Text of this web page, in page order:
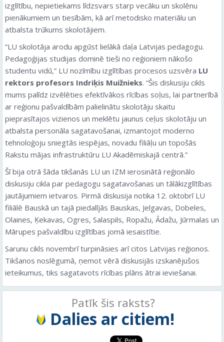
izglītību, nepietiekams līdzsvars starp vecāku un skolēnu
pienākumiem un tiesībām, kā arī metodisko materiālu un
atbalsta trūkums skolotājiem.
“LU skolotāja arodu apgūst lielākā daļa Latvijas pedagogu.
Pedagoģijas studijas dominē tieši no reģioniem nākošo
studentu vidū,” LU nozīmību izglītības procesos uzsvēra LU
rektors profesors Indriķis Muižnieks. “Šis diskusiju cikls
mums palīdz izvēlēties efektīvākos rīcības soļus, lai partnerībā
ar reģionu pašvaldībām palielinātu skolotāju skaitu
pieprasītajos vizienos un meklētu jaunus ceļus skolotāju un
atbalsta personāla sagatavošanai, izmantojot moderno
tehnoloģoju sniegtās iespējas, novadu filiāļu un topošās
Rakstu mājas infrastruktūru LU Akadēmiskajā centrā.”
Šī bija otrā šāda tikšanās LU un IZM ierosinātā reģionālo
diskusiju cikla par pedagogu sagatavošanas un tālākizglītības
jautājumiem ietvaros. Pirmā diskusija notika 12. oktobrī LU
filiālē Bauskā un tajā piedalījās Bauskas, Jelgavas, Dobeles,
Olaines, Ķekavas, Ogres, Salaspils, Ropažu, Ādažu, Jūrmalas un
Mārupes pašvaldību izglītības jomā iesaistītie.
Sarunu cikls novembrī turpināsies arī citos Latvijas reģionos.
Tikšanos noslēgumā, ņemot vērā diskusijās izskanējušos
ieteikumus, tiks sagatavots rīcības plāns ātrai ieviešanai.
Patīk šis raksts?
Dalies ar citiem!